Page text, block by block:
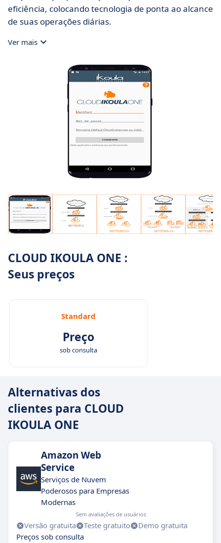
eficiência, colocando tecnologia de ponta ao alcance
de suas operações diárias.
Ver mais
CLOUD IKOULA ONE :
Seus preços
Standard
Preço
sob consulta
Alternativas dos
clientes para CLOUD
IKOULA ONE
Amazon Web
Service
Serviços de Nuvem
Poderosos para Empresas
Modernas
Sem avaliações de usuários
Versão gratuita Teste gratuito
Demo gratuita
Preços sob consulta